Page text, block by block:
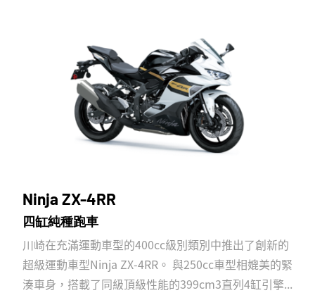
Ninja ZX-4RR
四缸純種跑車
川崎在充滿運動車型的400cc級別類別中推出了創新的
超級運動車型Ninja ZX-4RR。 與250cc車型相媲美的緊
湊車身，搭載了同級頂級性能的399cm3直列4缸引擎...